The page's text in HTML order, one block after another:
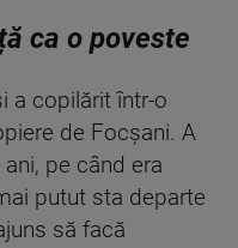
ca o poveste
a copilărit într-o
de Focșani. A
pe când era
putut sta departe
să facă